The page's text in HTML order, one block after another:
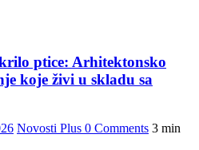
ptice: Arhitektonsko
koje živi u skladu sa
Novosti Plus 0 Comments 3 min